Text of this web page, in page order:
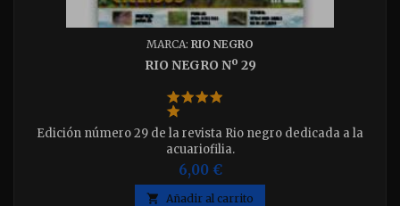
MARCA: RIO NEGRO
RIO NEGRO Nº 29
Edición número 29 de la revista Rio negro dedicada a la
acuariofilia.
6,00 €
 Añadir al carrito